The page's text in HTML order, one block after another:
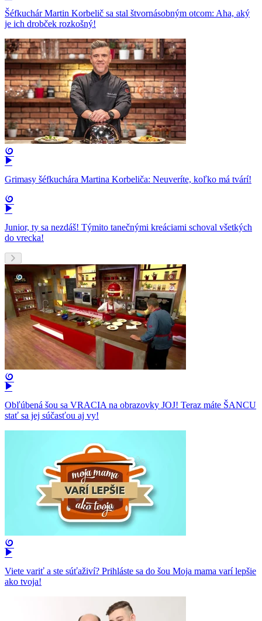
Šéfkuchár Martin Korbelič sa stal štvornásobným otcom: Aha, aký
je ich drobček rozkošný!
Grimasy šéfkuchára Martina Korbeliča: Neuveríte, koľko má tvárí!
Junior, ty sa nezdáš! Týmito tanečnými kreáciami schoval všetkých
do vrecka!
Obľúbená šou sa VRACIA na obrazovky JOJ! Teraz máte ŠANCU
stať sa jej súčasťou aj vy!
Viete variť a ste súťaživí? Prihláste sa do šou Moja mama varí lepšie
ako tvoja!